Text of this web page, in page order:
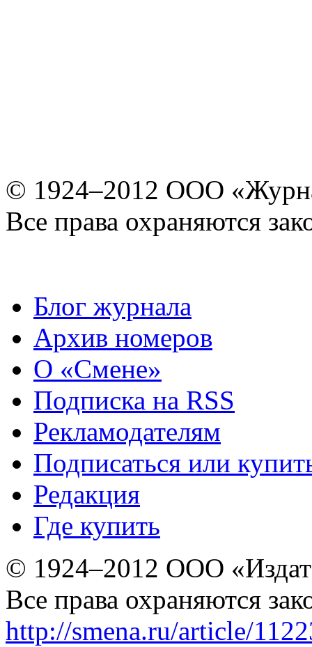
© 1924–2012 ООО
Все права охраняются
Блог журнала
Архив номеров
О «Смене»
Подписка на RSS
Рекламодателям
Подписаться или
Редакция
Где купить
© 1924–2012 ООО
Все права охраняются
http://smena.ru/article/